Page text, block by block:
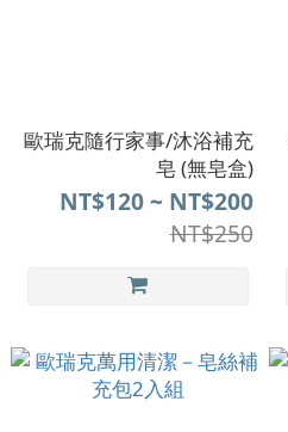
歐瑞克隨行家事/沐浴補充
皂 (無皂盒)
NT$120 ~ NT$200
NT$250